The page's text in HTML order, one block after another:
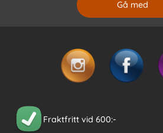
Fraktfritt vid 600:-